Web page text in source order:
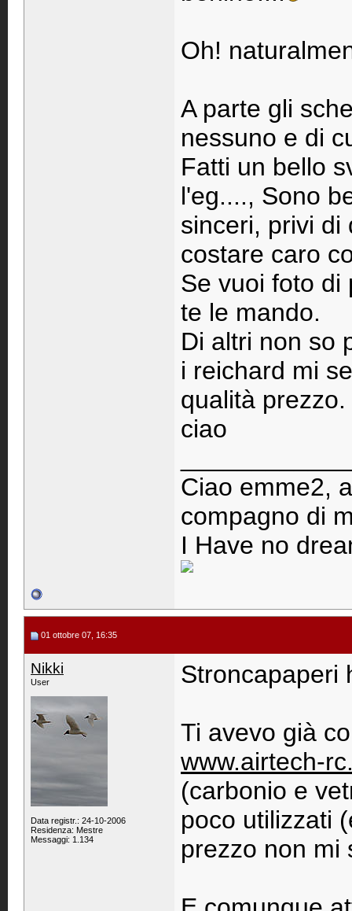
Oh!
A parte gli
nessuno e di
Fatti un bello
l'eg...., Sono
sinceri, privi di
costare caro
Se vuoi foto di
te le mando.
Di altri non so
i reichard mi
qualità prezzo.
ciao
Ciao emme2,
compagno di
I Have no
01 ottobre 07, 16:35
Nikki
User
Data registr.: 24-10-2006
Residenza: Mestre
Messaggi: 1.134
Stroncapaperi
Ti avevo già
www.airtech-
(carbonio e
poco utilizzati
prezzo non mi